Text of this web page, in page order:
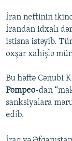
İran neftinin
İrandan idxalı
istisna istəyib.
oxşar xahişlə
Bu həftə Cənubi
Pompeo-dan
sanksiyalara
edib.